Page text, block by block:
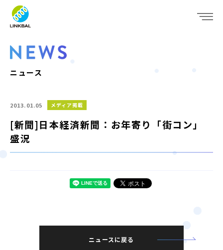
WHO WE ARE
SERVICE
IR
RECRUIT
JP
ニュース
2013.01.05 メディア掲載
[新聞]日本経済新聞：お年寄り「街コン」
盛況
ニュースに戻る